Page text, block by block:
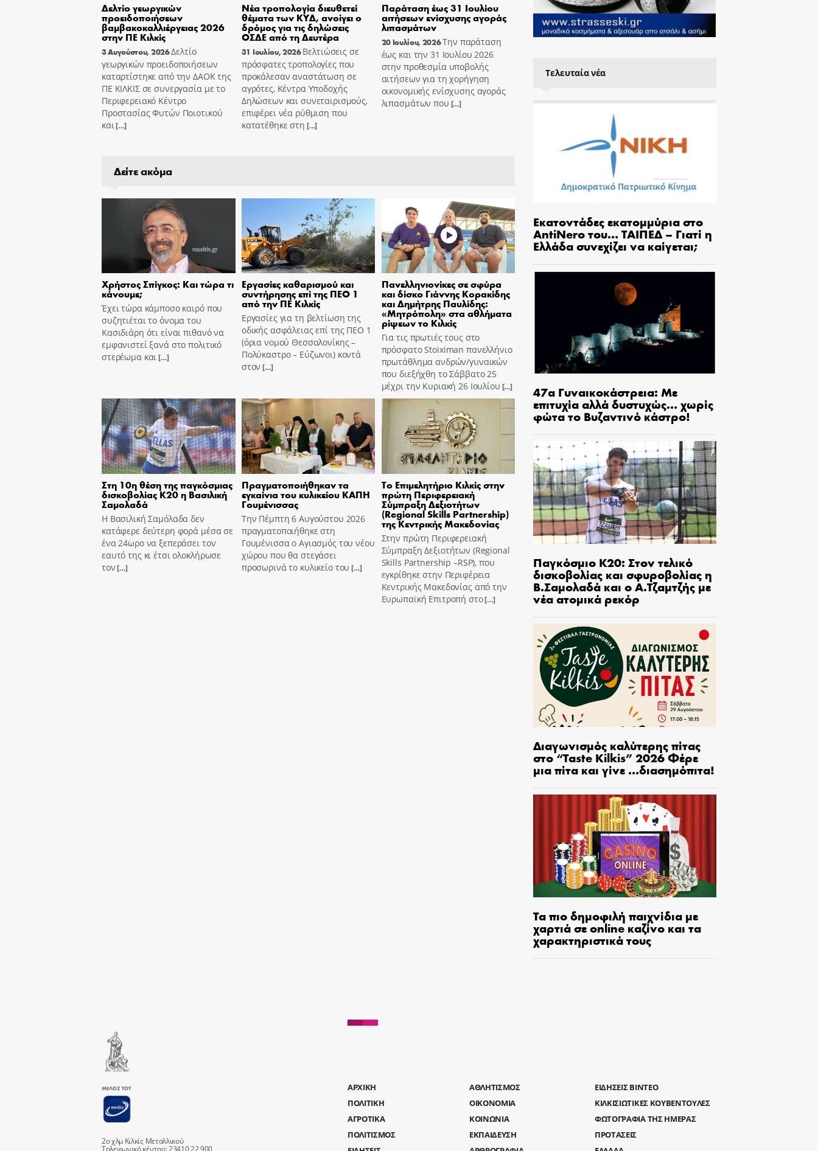
Δελτίο γεωργικών
προειδοποιήσεων
βαμβακοκαλλιέργειας 2026
στην ΠΕ Κιλκίς
3 Αυγούστου, 2026Δελτίο
γεωργικών προειδοποιήσεων
καταρτίστηκε από την ΔΑΟΚ της
ΠΕ ΚΙΛΚΙΣ σε συνεργασία με το
Περιφερειακό Κέντρο
Προστασίας Φυτών Ποιοτικού
και[…]
Νέα τροπολογία διευθετεί
θέματα των ΚΥΔ, ανοίγει ο
δρόμος για τις δηλώσεις
ΟΣΔΕ από τη Δευτέρα
31 Ιουλίου, 2026Βελτιώσεις σε
πρόσφατες τροπολογίες που
προκάλεσαν αναστάτωση σε
αγρότες, Κέντρα Υποδοχής
Δηλώσεων και συνεταιρισμούς,
επιφέρει νέα ρύθμιση που
κατατέθηκε στη […]
Παράταση έως 31 Ιουλίου
αιτήσεων ενίσχυσης αγοράς
λιπασμάτων
20 Ιουλίου, 2026Την παράταση
έως και την 31 Ιουλίου 2026
στην προθεσμία υποβολής
αιτήσεων για τη χορήγηση
οικονομικής ενίσχυσης αγοράς
λιπασμάτων που […]
Δείτε ακόμα
Χρήστος Σπίγκος: Και τώρα τι
κάνουμε;
Έχει τώρα κάμποσο καιρό που
συζητιέται το όνομα του
Κασιδιάρη ότι είναι πιθανό να
εμφανιστεί ξανά στο πολιτικό
στερέωμα και[…]
Εργασίες καθαρισμού και
συντήρησης επί της ΠΕΟ 1
από την ΠΕ Κιλκίς
Εργασίες για τη βελτίωση της
οδικής ασφάλειας επί της ΠΕΟ 1
(όρια νομού Θεσσαλονίκης –
Πολύκαστρο – Εύζωνοι) κοντά
στον […]
Πανελληνιονίκες σε σφύρα
και δίσκο Γιάννης Κορακίδης
και Δημήτρης Παυλίδης:
«Μητρόπολη» στα αθλήματα
ρίψεων το Κιλκίς
Για τις πρωτιές τους στο
πρόσφατο Stoiximan πανελλήνιο
πρωτάθλημα ανδρών/γυναικών
που διεξήχθη το Σάββατο 25
μέχρι την Κυριακή 26 Ιουλίου […]
Στη 10η θέση της παγκόσμιας
δισκοβολίας Κ20 η Βασιλική
Σαμολαδά
Η Βασιλική Σαμόλαδα δεν
κατάφερε δεύτερη φορά μέσα σε
ένα 24ωρο να ξεπεράσει τον
εαυτό της κι έτσι ολοκλήρωσε
τον[…]
Πραγματοποιήθηκαν τα
εγκαίνια του κυλικείου ΚΑΠΗ
Γουμένισσας
Την Πέμπτη 6 Αυγούστου 2026
πραγματοποιήθηκε στη
Γουμένισσα ο Αγιασμός του νέου
χώρου που θα στεγάσει
προσωρινά το κυλικείο του […]
Το Επιμελητήριο Κιλκίς στην
πρώτη Περιφερειακή
Σύμπραξη Δεξιοτήτων
(Regional Skills Partnership)
της Κεντρικής Μακεδονίας
Στην πρώτη Περιφερειακή
Σύμπραξη Δεξιοτήτων (Regional
Skills Partnership –RSP), που
εγκρίθηκε στην Περιφέρεια
Κεντρικής Μακεδονίας από την
Ευρωπαϊκή Επιτροπή στο[…]
Τελευταία νέα
Εκατοντάδες εκατομμύρια στο
AntiNero του… ΤΑΙΠΕΔ – Γιατί η
Ελλάδα συνεχίζει να καίγεται;
47α Γυναικοκάστρεια: Με
επιτυχία αλλά δυστυχώς… χωρίς
φώτα το Βυζαντινό κάστρο!
Παγκόσμιο Κ20: Στον τελικό
δισκοβολίας και σφυροβολίας η
Β.Σαμολαδά και ο Α.Τζαμτζής με
νέα ατομικά ρεκόρ
Διαγωνισμός καλύτερης πίτας
στο “Taste Kilkis” 2026 Φέρε
μια πίτα και γίνε …διασημόπιτα!
Τα πιο δημοφιλή παιχνίδια με
χαρτιά σε online καζίνο και τα
χαρακτηριστικά τους
2ο χλμ Κιλκίς Μεταλλικού
Τηλεφωνικό κέντρο: 23410 22 900
AΡΧΙΚΗ
ΑΘΛΗΤΙΣΜΟΣ
ΠΟΛΙΤΙΚΗ
ΟΙΚΟΝΟΜΙΑ
ΑΓΡΟΤΙΚΑ
ΚΟΙΝΩΝΙΑ
ΠΟΛΙΤΙΣΜΟΣ
ΕΚΠΑΙΔΕΥΣΗ
ΕΙΔΗΣΕΙΣ ΒΙΝΤΕΟ
ΚΙΛΚΙΣΙΩΤΙΚΕΣ ΚΟΥΒΕΝΤΟΥΛΕΣ
ΦΩΤΟΓΡΑΦΙΑ ΤΗΣ ΗΜΕΡΑΣ
ΠΡΟΤΑΣΕΙΣ